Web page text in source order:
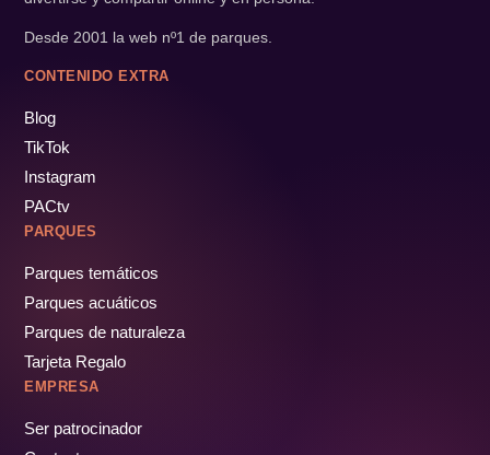
Desde 2001 la web nº1 de parques.
CONTENIDO EXTRA
Blog
TikTok
Instagram
PACtv
PARQUES
Parques temáticos
Parques acuáticos
Parques de naturaleza
Tarjeta Regalo
EMPRESA
Ser patrocinador